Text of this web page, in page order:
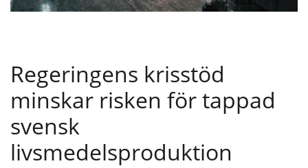
Regeringens krisstöd
minskar risken för tappad
svensk
livsmedelsproduktion